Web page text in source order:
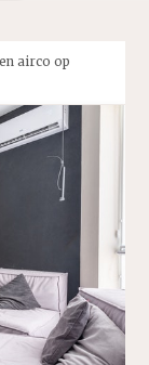
airco op